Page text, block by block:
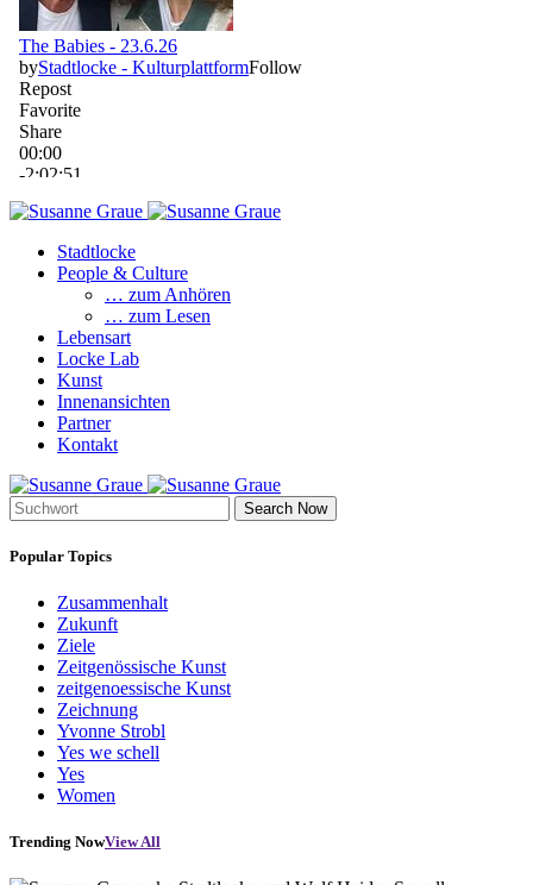
Stadtlocke
People & Culture
… zum Anhören
… zum Lesen
Lebensart
Locke Lab
Kunst
Innenansichten
Partner
Kontakt
Search Now
Popular Topics
Zusammenhalt
Zukunft
Ziele
Zeitgenössische Kunst
zeitgenoessische Kunst
Zeichnung
Yvonne Strobl
Yes we schell
Yes
Women
Trending NowView All